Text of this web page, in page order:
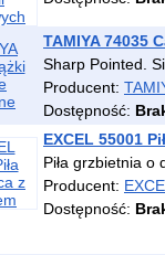
TAMIYA 74035
Sharp Pointed.
Producent:
Dostępność:
EXCEL 55001
Piła grzbietnia
Producent:
Dostępność: